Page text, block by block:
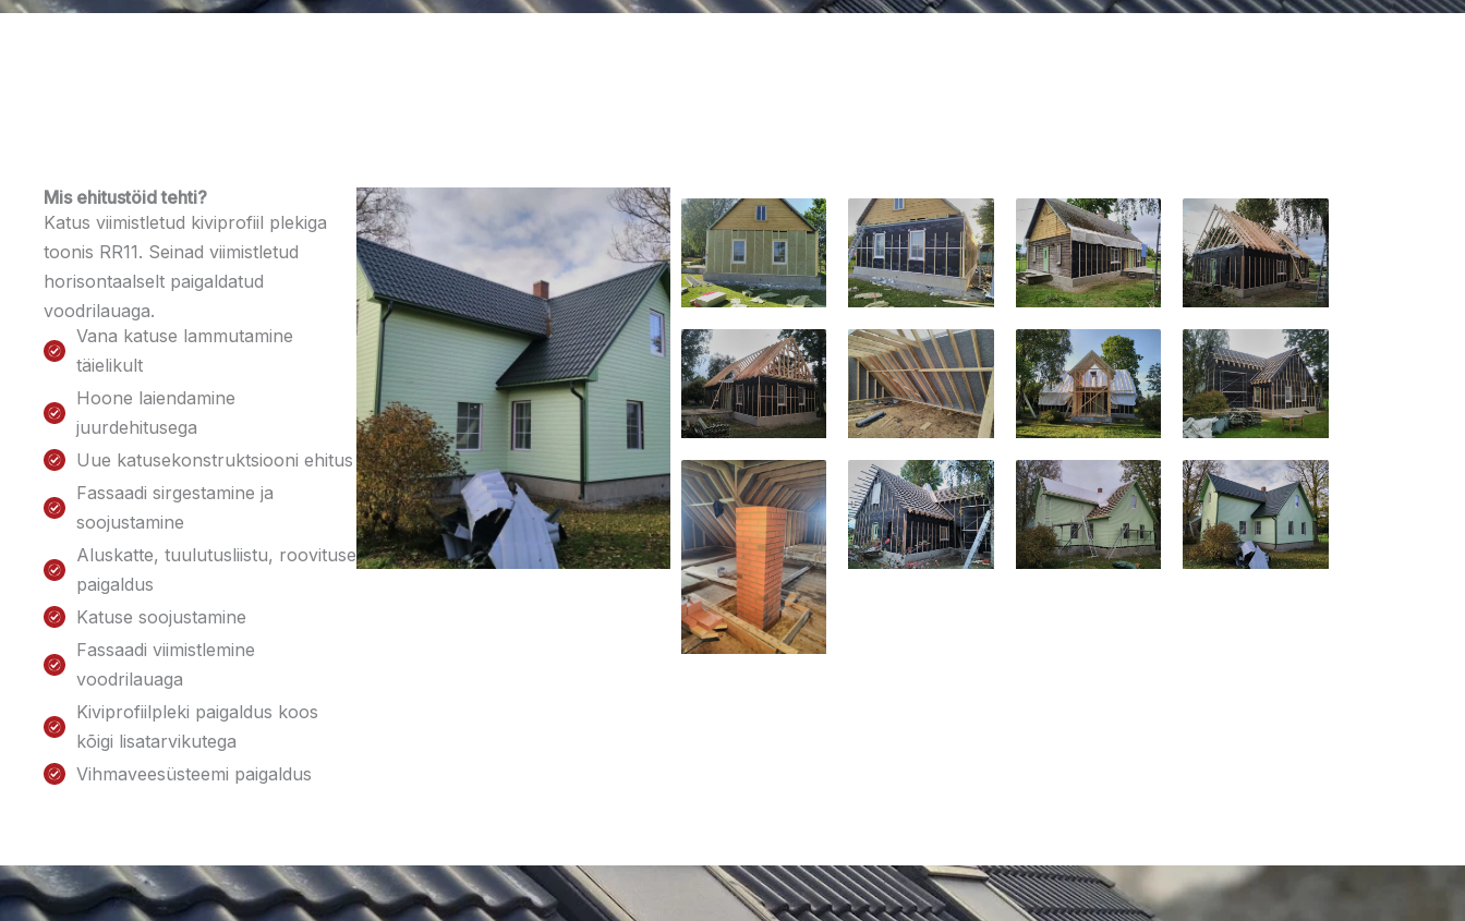
Mis ehitustöid tehti?
Katus viimistletud kiviprofiil plekiga
toonis RR11. Seinad viimistletud
horisontaalselt paigaldatud
voodrilauaga.
Vana katuse lammutamine
täielikult
Hoone laiendamine
juurdehitusega
Uue katusekonstruktsiooni ehitus
Fassaadi sirgestamine ja
soojustamine
Aluskatte, tuulutusliistu, roovituse
paigaldus
Katuse soojustamine
Fassaadi viimistlemine
voodrilauaga
Kiviprofiilpleki paigaldus koos
kõigi lisatarvikutega
Vihmaveesüsteemi paigaldus